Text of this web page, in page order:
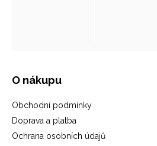
O nákupu
Obchodní podmínky
Doprava a platba
Ochrana osobních údajů